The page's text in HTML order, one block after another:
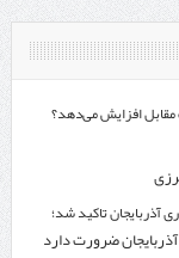
افزایش می‌دهد؟
آذربایجان تاکید شد؛
ضرورت دارد